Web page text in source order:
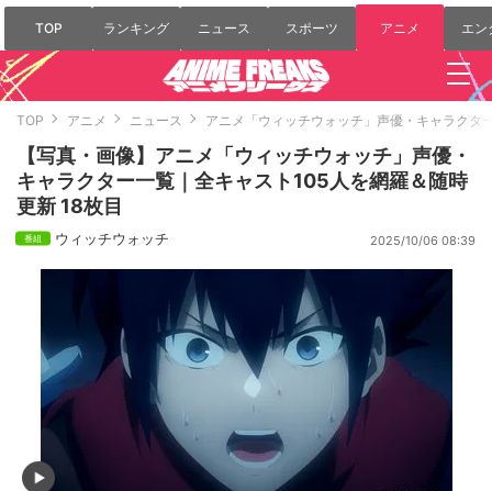
TOP ランキング ニュース スポーツ アニメ エン
TOP アニメ ニュース アニメ「ウィッチウォッチ」声優・キャラクタ
【写真・画像】アニメ「ウィッチウォッチ」声優・
キャラクター一覧｜全キャスト105人を網羅＆随時
更新 18枚目
ウィッチウォッチ 2025/10/06 08:39